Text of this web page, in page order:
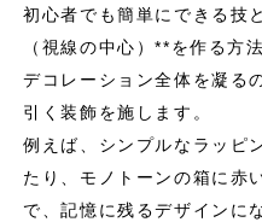
初心者でも簡単にできる技
（視線の中心）**を作る方
デコレーション全体を凝る
引く装飾を施します。
例えば、シンプルなラッピ
たり、モノトーンの箱に赤
で、記憶に残るデザインに